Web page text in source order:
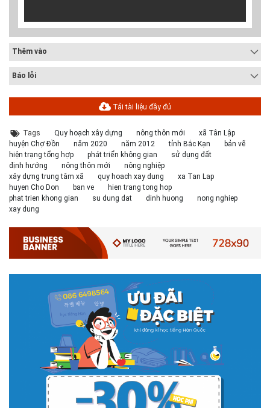
Thêm vào
Báo lỗi
Tải tài liệu đầy đủ
Tags Quy hoạch xây dựng nông thôn mới
xã Tân Lập
huyện Chợ Đồn
năm 2020 năm 2012 tỉnh Bắc Kạn
bản vẽ
hiện trạng tổng hợp
phát triển không gian
sử dụng đất
định hướng
nông thôn mới
nông nghiệp
xây dựng trung tâm xã
quy hoach xay dung
xa Tan Lap
huyen Cho Don
ban ve
hien trang tong hop
phat trien khong gian
su dung dat dinh huong
nong nghiep
xay dung
# 05.04.2025 | 17:16
Tuyển sinh 2025, Khoa kỹ thuật hạ tầng và môi trường đô thị
- Đại học Kiến trúc...
Thông tin tuyển sinh đại học 2025 Khoa kỹ thuật hạ tầng và môi trường
đô thị - Đại học Kiến trúc Hà Nội Tuyển sinh đại học với 280 chỉ tiêu, thời
gian đào tạo 4,5 năm
# 05.04.2020 | 20:30
GIAO LƯU TRỰC TUYẾN - TƯ VẤN TUYỂN SINH ĐẠI HỌC